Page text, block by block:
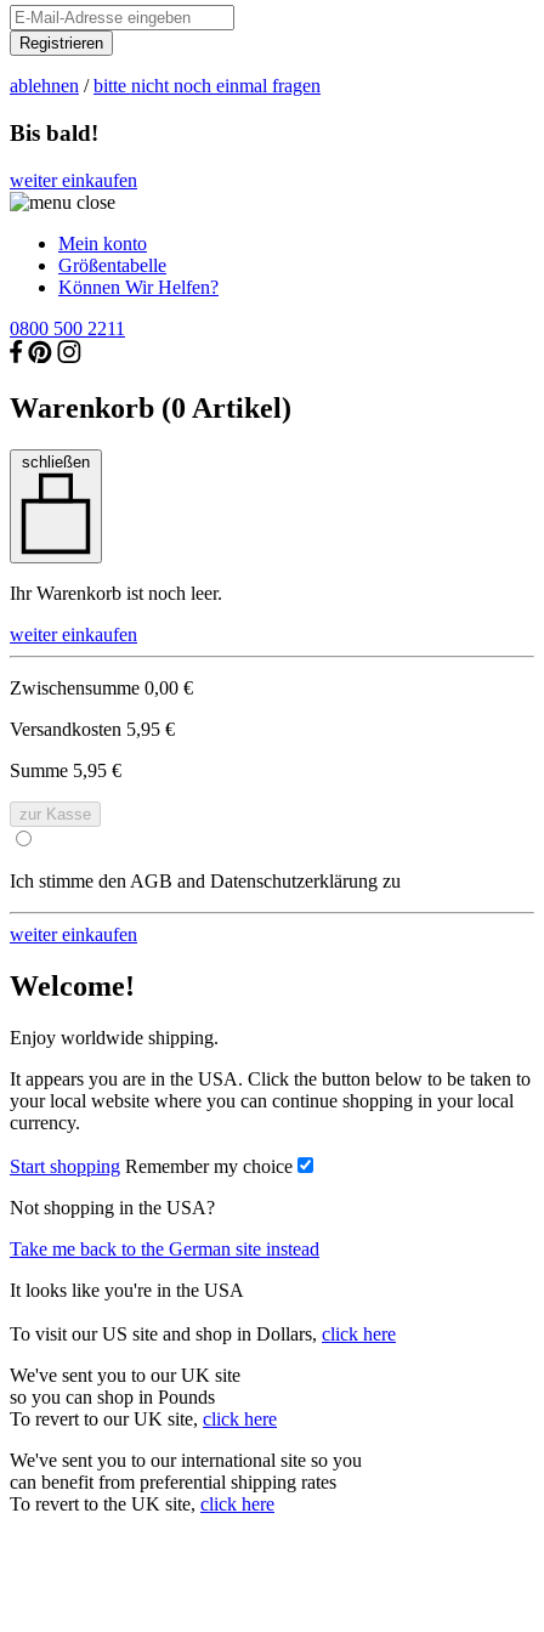
Registrieren
ablehnen /bitte nicht noch einmal fragen
Bis bald!
weiter einkaufen
Mein konto
Größentabelle
Können Wir Helfen?
0800 500 2211
Warenkorb (0 Artikel)
schließen
Ihr Warenkorb ist noch leer.
weiter einkaufen
Zwischensumme 0,00 €
Versandkosten 5,95 €
Summe 5,95 €
zur Kasse
Ich stimme den AGB and Datenschutzerklärung zu
weiter einkaufen
Welcome!
Enjoy worldwide shipping.
It appears you are in the USA. Click the button below to be taken to
your local website where you can continue shopping in your local
currency.
Start shopping Remember my choice
Not shopping in the USA?
Take me back to the German site instead
It looks like you're in the USA
To visit our US site and shop in Dollars, click here
We've sent you to our UK site
so you can shop in Pounds
To revert to our UK site, click here
We've sent you to our international site so you
can benefit from preferential shipping rates
To revert to the UK site, click here